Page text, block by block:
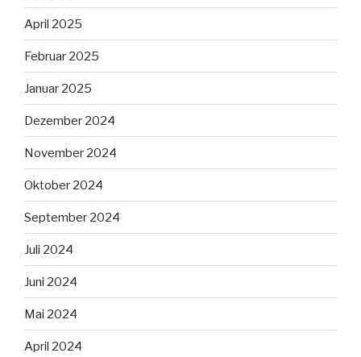
April 2025
Februar 2025
Januar 2025
Dezember 2024
November 2024
Oktober 2024
September 2024
Juli 2024
Juni 2024
Mai 2024
April 2024